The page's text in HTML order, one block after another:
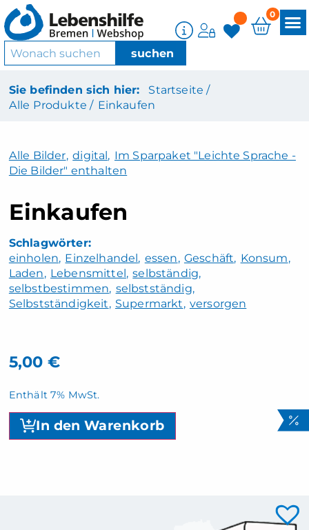
0
Sie befinden sich hier:
Startseite /
Alle Produkte / Einkaufen
Alle Bilder, digital, Im Sparpaket "Leichte Sprache -
Die Bilder" enthalten
Einkaufen
einholen Einzelhandel essen Geschäft Konsum
Laden Lebensmittel selbständig
selbstbestimmen selbstständig
Selbstständigkeit Supermarkt versorgen
5,00 €
Enthält 7% MwSt.
In den Warenkorb